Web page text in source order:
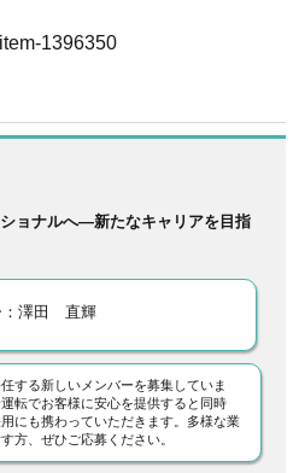
1396350
ョナルへ—新たなキャリアを目指
：澤田 直輝
する新しいメンバーを募集していま
転でお客様に安心を提供すると同時
にも携わっていただきます。多様な業
方、ぜひご応募ください。